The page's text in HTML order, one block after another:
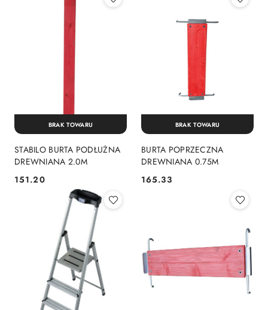
STABILO BURTA PODŁUŻNA
DREWNIANA 2.0M
Cena:
151.20
BRAK TOWARU
BURTA POPRZECZNA
DREWNIANA 0.75M
Cena:
165.33
BRAK TOWARU